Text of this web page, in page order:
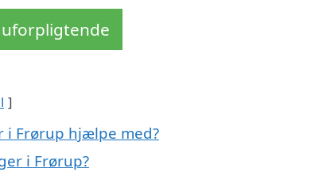
i Frørup hjælpe med?
i Frørup?